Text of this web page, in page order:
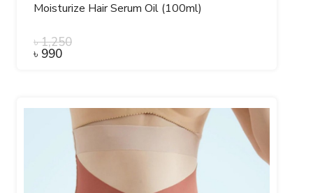
Moisturize Hair Serum Oil (100ml)
৳1,250
৳ 990